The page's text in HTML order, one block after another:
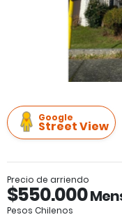
Google
Street View
Precio de arriendo
$550.000
Pesos Chilenos